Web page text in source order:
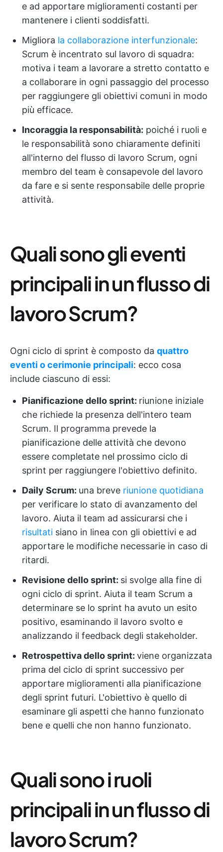
e ad apportare miglioramenti costanti per
mantenere i clienti soddisfatti.
Migliora la collaborazione interfunzionale:
Scrum è incentrato sul lavoro di squadra:
motiva i team a lavorare a stretto contatto e
a collaborare in ogni passaggio del processo
per raggiungere gli obiettivi comuni in modo
più efficace.
Incoraggia la responsabilità: poiché i ruoli e
le responsabilità sono chiaramente definiti
all'interno del flusso di lavoro Scrum, ogni
membro del team è consapevole del lavoro
da fare e si sente responsabile delle proprie
attività.
Quali sono gli eventi
principali in un flusso di
lavoro Scrum?
Ogni ciclo di sprint è composto da quattro
eventi o cerimonie principali: ecco cosa
include ciascuno di essi:
Pianificazione dello sprint: riunione iniziale
che richiede la presenza dell'intero team
Scrum. Il programma prevede la
pianificazione delle attività che devono
essere completate nel prossimo ciclo di
sprint per raggiungere l'obiettivo definito.
Daily Scrum: una breve riunione quotidiana
per verificare lo stato di avanzamento del
lavoro. Aiuta il team ad assicurarsi che i
risultati siano in linea con gli obiettivi e ad
apportare le modifiche necessarie in caso di
ritardi.
Revisione dello sprint: si svolge alla fine di
ogni ciclo di sprint. Aiuta il team Scrum a
determinare se lo sprint ha avuto un esito
positivo, esaminando il lavoro svolto e
analizzando il feedback degli stakeholder.
Retrospettiva dello sprint: viene organizzata
prima del ciclo di sprint successivo per
apportare miglioramenti alla pianificazione
degli sprint futuri. L'obiettivo è quello di
esaminare gli aspetti che hanno funzionato
bene e quelli che non hanno funzionato.
Quali sono i ruoli
principali in un flusso di
lavoro Scrum?